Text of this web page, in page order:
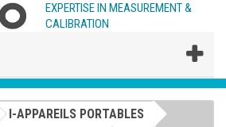
EXPERTISE IN MEASUREMENT &
CALIBRATION
I-APPAREILS PORTABLES